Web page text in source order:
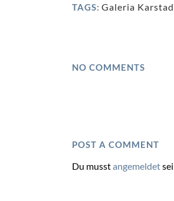
TAGS: Galeria
NO COMMENTS
POST A COMMENT
Du musstangemeldet